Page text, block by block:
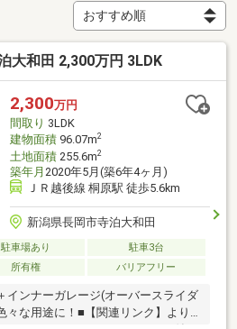
大和田 2,300万円 3LDK
2,300万円
間取り 3LDK
建物面積96.07m2
土地面積255.6m2
築年月 2020年5月(築6年4ヶ月)
ＪＲ越後線 桐原駅 徒歩5.6km
新潟県長岡市寺泊大和田
駐車場あり
駐車3台
所有権 バリアフリー
インナーガレージ(オーバースライダ
々な用途に！■【関連リンク】より